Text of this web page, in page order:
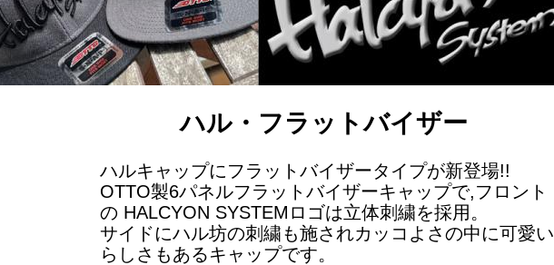
ハル・フラットバイザー
ハルキャップにフラットバイザータイプが新登場!!
OTTO製6パネルフラットバイザーキャップで,フロント
の HALCYON SYSTEMロゴは立体刺繍を採用。
サイドにハル坊の刺繍も施されカッコよさの中に可愛い
らしさもあるキャップです。